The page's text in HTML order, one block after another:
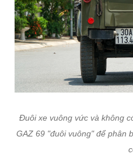
Đuôi xe vuông vức và không
GAZ 69 "đuôi vuông" để phân